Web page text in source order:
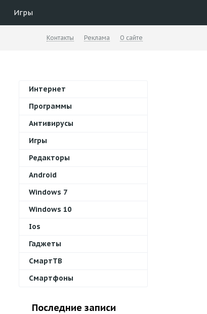
Игры
Контакты Реклама О сайте
Интернет
Программы
Антивирусы
Игры
Редакторы
Android
Windows 7
Windows 10
Ios
Гаджеты
СмартТВ
Смартфоны
Последние записи